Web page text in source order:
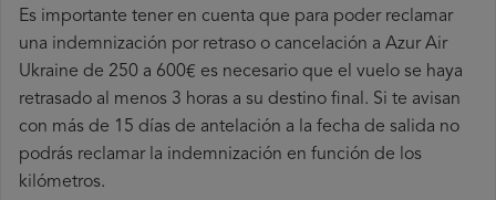
Es importante tener en cuenta que para poder reclamar
una indemnización por retraso o cancelación a Azur Air
Ukraine de 250 a 600€ es necesario que el vuelo se haya
retrasado al menos 3 horas a su destino final. Si te avisan
con más de 15 días de antelación a la fecha de salida no
podrás reclamar la indemnización en función de los
kilómetros.